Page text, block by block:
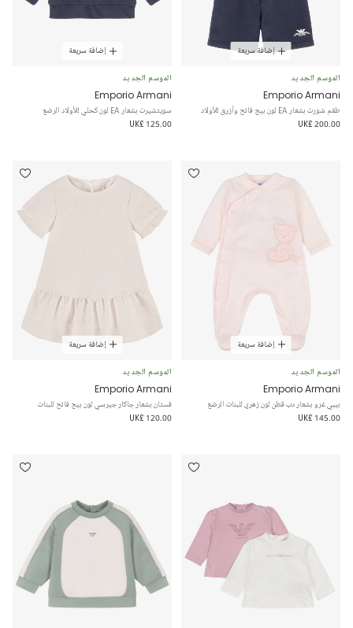
إضافة سريعة
الموسم الجديد
Emporio Armani
طقم شورت بشعار EA لون بيج فاتح وأزرق للأولاد
UK£ 200.00
إضافة سريعة
الموسم الجديد
Emporio Armani
سويتشيرت بشعار EA لون كحلي للأولاد الرضع
UK£ 125.00
إضافة سريعة
الموسم الجديد
Emporio Armani
بيبي غرو بشعار دب قطن لون زهري للبنات الرضع
UK£ 145.00
إضافة سريعة
الموسم الجديد
Emporio Armani
فستان بشعار جاكار جيرسي لون بيج فاتح للبنات
UK£ 120.00